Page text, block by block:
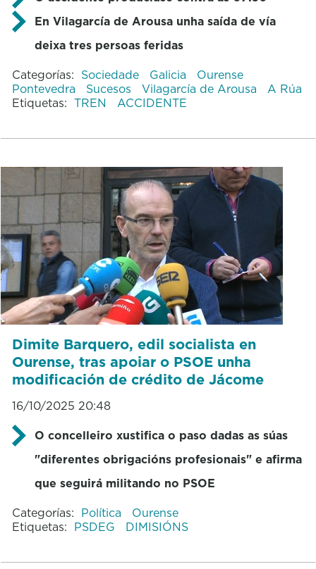
En Vilagarcía de Arousa unha saída de vía
deixa tres persoas feridas
Categorías: Sociedade Galicia
Ourense
Pontevedra
Sucesos Vilagarcía de Arousa
A Rúa
Etiquetas: TREN ACCIDENTE
Dimite Barquero, edil socialista en
Ourense, tras apoiar o PSOE unha
modificación de crédito de Jácome
16/10/2025 20:48
O concelleiro xustifica o paso dadas as súas
"diferentes obrigacións profesionais" e afirma
que seguirá militando no PSOE
Categorías: Política
Ourense
Etiquetas: PSDEG DIMISIÓNS